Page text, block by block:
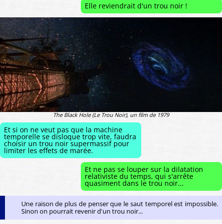
Elle reviendrait d'un trou noir !
The Black Hole (Le Trou Noir), un film de 1979
Et si on ne veut pas que la machine
temporelle se disloque trop vite, faudra
choisir un trou noir supermassif pour
limiter les effets de marée.
Et ne pas se louper sur la dilatation
relativiste du temps, qui s'arrête
quasiment dans le trou noir...
Une raison de plus de penser que le saut temporel est impossible.
Sinon on pourrait revenir d'un trou noir...